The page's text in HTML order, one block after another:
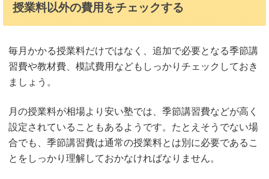
授業料以外の費用をチェックする
毎月かかる授業料だけではなく、追加で必要となる季節講
習費や教材費、模試費用などもしっかりチェックしておき
ましょう。
月の授業料が相場より安い塾では、季節講習費などが高く
設定されていることもあるようです。たとえそうでない場
合でも、季節講習費は通常の授業料とは別に必要であるこ
とをしっかり理解しておかなければなりません。